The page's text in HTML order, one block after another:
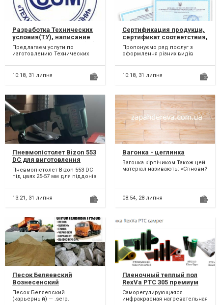
Разработка Технических
условия(ТУ), написание
Технических условий (ТУ)
Предлагаем услуги по
изготовлению Технических
продукции или услуг "под
ключ",...
10:18, 31 липня
Сертификация продукци,
сертификат соответствия,
декларация о
соответствии
Пропонуємо ряд послуг з
оформлення різних видів
Сертифікат на с...
10:18, 31 липня
Пневмопістолет Bizon 553
DC для виготовлення
дерев’яних ящиків
Пневмопістолет Bizon 553 DC
під цвях 25-57 мм для піддонів
Довжина: 25-...
13:21, 31 липня
Вагонка - цеглинка
Вагонка кірпічиком Також цей
матеріал називають: «Стіновий
08:54, 28 липня
Песок Беляевский
Вознесенский
Херсонский Лучинский с
доставкой
Песок Беляевский
(карьерный) — .serp.
Пленочный теплый пол
RexVa PTC 305 премиум
саморегулирующийся.
Саморегулирующаяся
инфракрасная нагревательная